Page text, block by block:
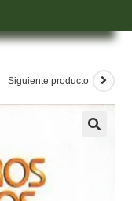
Siguiente producto